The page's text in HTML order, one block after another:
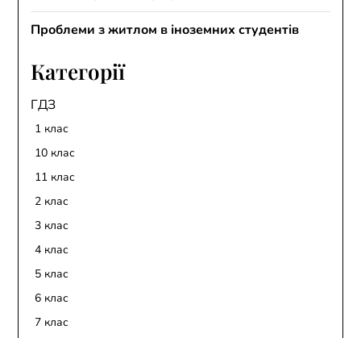
Проблеми з житлом в іноземних студентів
Категорії
ГДЗ
1 клас
10 клас
11 клас
2 клас
3 клас
4 клас
5 клас
6 клас
7 клас